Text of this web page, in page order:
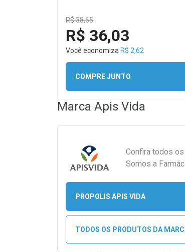
R$ 38,65
R$ 36,03
Você economiza R$ 2,62
COMPRE JUNTO
Marca Apis Vida
Confira todos
Somos a
PROPOLIS APIS VIDA
TODOS OS PRODUTOS DA